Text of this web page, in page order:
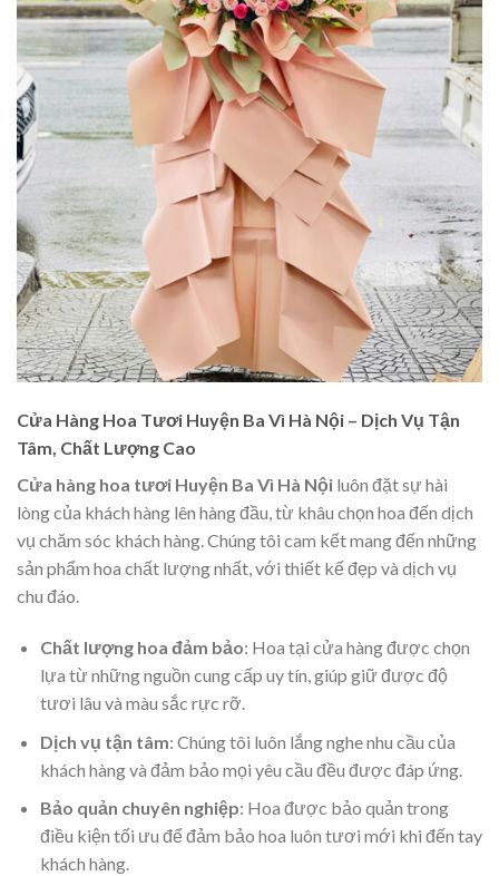
Cửa Hàng Hoa Tươi Huyện Ba Vì Hà Nội – Dịch Vụ Tận
Tâm, Chất Lượng Cao
Cửa hàng hoa tươi Huyện Ba Vì Hà Nội luôn đặt sự hài
lòng của khách hàng lên hàng đầu, từ khâu chọn hoa đến dịch
vụ chăm sóc khách hàng. Chúng tôi cam kết mang đến những
sản phẩm hoa chất lượng nhất, với thiết kế đẹp và dịch vụ
chu đáo.
Chất lượng hoa đảm bảo: Hoa tại cửa hàng được chọn
lựa từ những nguồn cung cấp uy tín, giúp giữ được độ
tươi lâu và màu sắc rực rỡ.
Dịch vụ tận tâm: Chúng tôi luôn lắng nghe nhu cầu của
khách hàng và đảm bảo mọi yêu cầu đều được đáp ứng.
Bảo quản chuyên nghiệp: Hoa được bảo quản trong
điều kiện tối ưu để đảm bảo hoa luôn tươi mới khi đến tay
khách hàng.